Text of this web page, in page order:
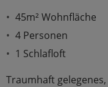
45m² Wohnfläche
4 Personen
1 Schlafloft
Traumhaft